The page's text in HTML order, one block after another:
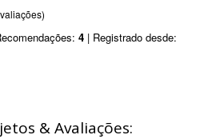
4 | Registrado desde:
& Avaliações: